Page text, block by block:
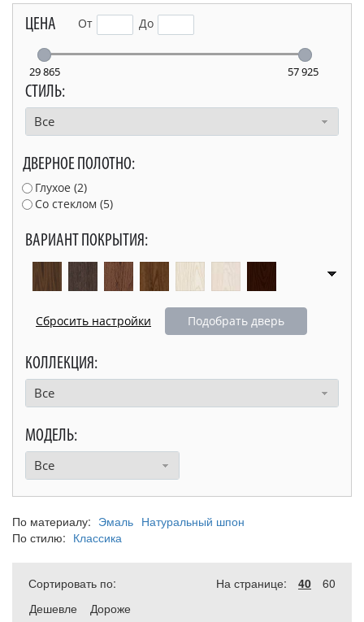
ЦЕНА От До
29 865 57 925
СТИЛЬ:
Все
ДВЕРНОЕ ПОЛОТНО:
Глухое (2)
Со стеклом (5)
ВАРИАНТ ПОКРЫТИЯ:
Подобрать дверь
КОЛЛЕКЦИЯ:
Все
МОДЕЛЬ:
Все
По материалу: Эмаль Натуральный шпон
По стилю: Классика
Сортировать по:
Дешевле
Дороже
На странице: 40 60